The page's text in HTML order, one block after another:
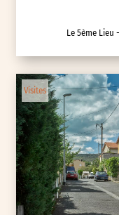
Le 5ème
Visites